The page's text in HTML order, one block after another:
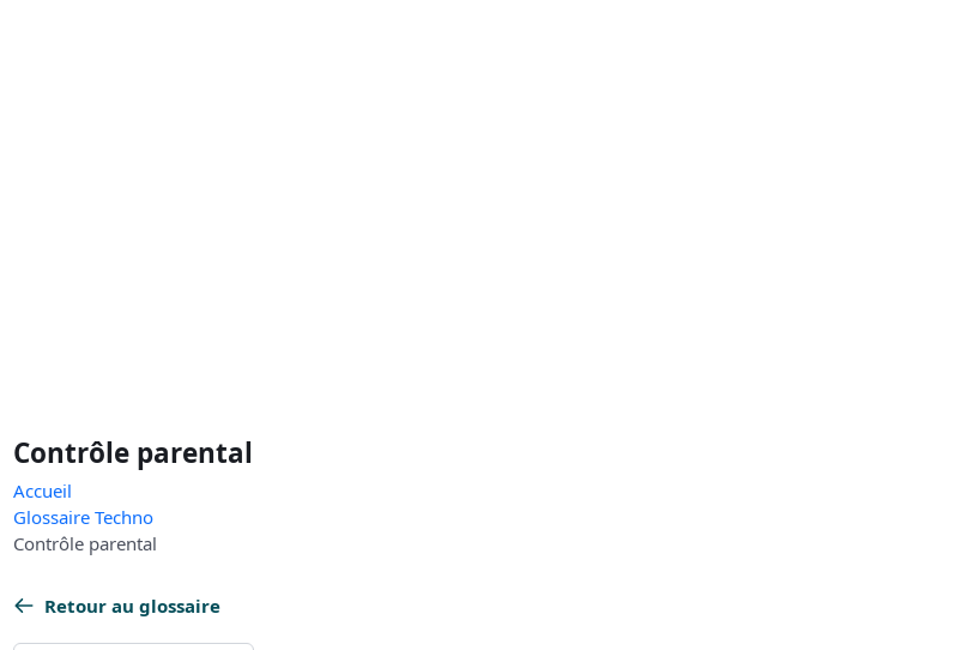
Contrôle parental
Accueil
Glossaire Techno
Contrôle parental
Retour au glossaire